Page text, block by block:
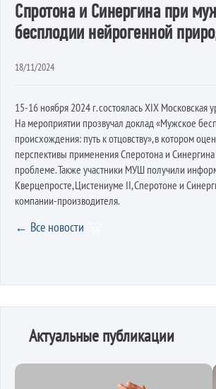
Спротона и Синергина при
бесплодии нейрогенной
18/11/2024
15-16 ноября 2024 г. состоялась XIX Московская
На мероприятии прозвучал доклад «Мужское
происхождения: путь к отцовству», в котором
перспективы применения Сперотона и
проблеме. Также участники МУШ получили
Кверцепросте, Цистениуме II, Сперотоне и
компании-производителя.
← Все новости
Актуальные публикации